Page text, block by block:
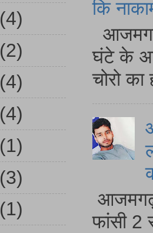
कि
घंटे के
चोरो
आजमगढ़
फांसी 2
(4)
(2)
(4)
(4)
(1)
(3)
(1)